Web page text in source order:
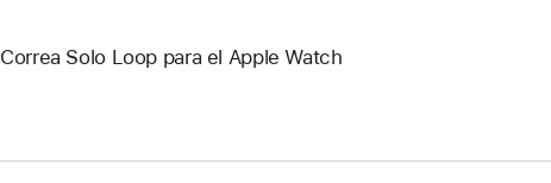
Correa Solo Loop para el Apple Watch